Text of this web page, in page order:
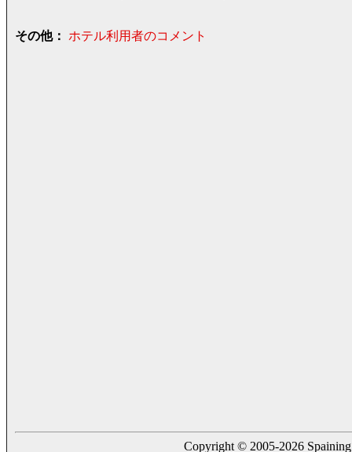
その他： ホテル利用者のコメント
Copyright © 2005-2026